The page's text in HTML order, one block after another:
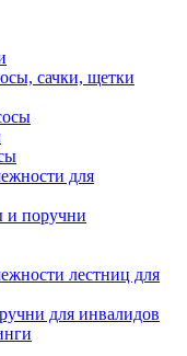
сачки, щетки
для
и поручни
лестниц для
для инвалидов